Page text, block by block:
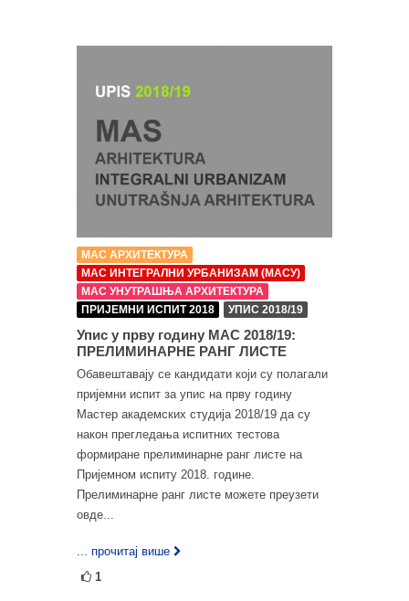
МАС АРХИТЕКТУРА
МАС ИНТЕГРАЛНИ УРБАНИЗАМ (МАСУ)
МАС УНУТРАШЊА АРХИТЕКТУРА
ПРИЈЕМНИ ИСПИТ 2018
УПИС 2018/19
Упис у прву годину МАС 2018/19:
ПРЕЛИМИНАРНЕ РАНГ ЛИСТЕ
Обавештавају се кандидати који су полагали
пријемни испит за упис на прву годину
Мастер академских студија 2018/19 да су
након прегледања испитних тестова
формиране прелиминарне ранг листе на
Пријемном испиту 2018. године.
Прелиминарне ранг листе можете преузети
овде...
... прочитај више
1